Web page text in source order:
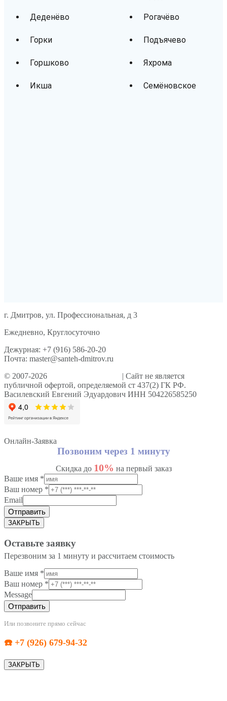
Деденёво
Горки
Горшково
Икша
Рогачёво
Подъячево
Яхрома
Семёновское
г. Дмитров, ул. Профессиональная, д 3
Ежедневно, Круглосуточно
Дежурная: +7 (916) 586-20-20
Почта: master@santeh-dmitrov.ru
© 2007-2026
| Сайт не является
публичной офертой, определяемой ст 437(2) ГК РФ.
Василевский Евгений Эдуардович ИНН 504226585250
Онлайн-Заявка
Позвоним через 1 минуту
Скидка до 10% на первый заказ
Ваше имя *
Ваш номер *
Email
Отправить
ЗАКРЫТЬ
Оставьте заявку
Перезвоним за 1 минуту и рассчитаем стоимость
Ваше имя *
Ваш номер *
Message
Отправить
Или позвоните прямо сейчас
☎️ +7 (926) 679-94-32
ЗАКРЫТЬ